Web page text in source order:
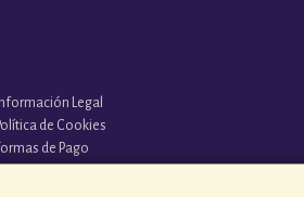
Información Legal
de Cookies
de Pago